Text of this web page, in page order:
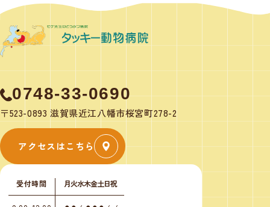
0748-33-0690
〒523-0893 滋賀県近江八幡市桜宮町278-2
アクセスはこちら
受付時間 月火水木金土日祝